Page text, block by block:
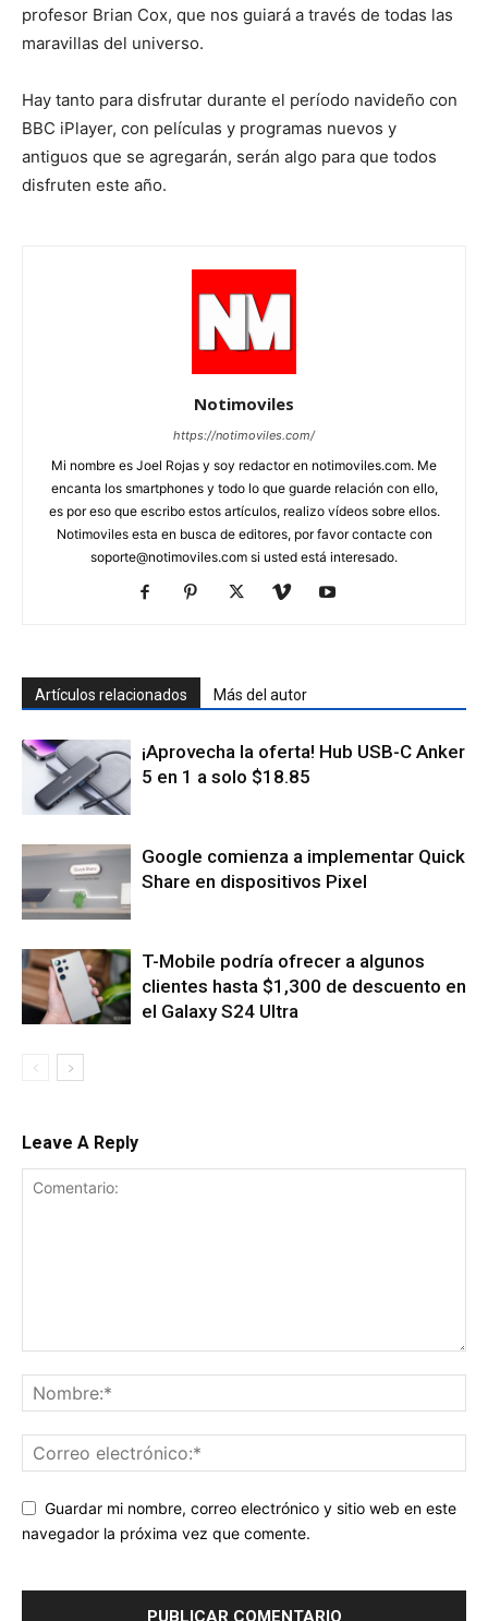
profesor Brian Cox, que nos guiará a través de todas las
maravillas del universo.
Hay tanto para disfrutar durante el período navideño con
BBC iPlayer, con películas y programas nuevos y
antiguos que se agregarán, serán algo para que todos
disfruten este año.
Notimoviles
https://notimoviles.com/
Mi nombre es Joel Rojas y soy redactor en notimoviles.com. Me
encanta los smartphones y todo lo que guarde relación con ello,
es por eso que escribo estos artículos, realizo vídeos sobre ellos.
Notimoviles esta en busca de editores, por favor contacte con
soporte@notimoviles.com si usted está interesado.
Artículos relacionados Más del autor
¡Aprovecha la oferta! Hub USB-C Anker
5 en 1 a solo $18.85
Google comienza a implementar Quick
Share en dispositivos Pixel
T-Mobile podría ofrecer a algunos
clientes hasta $1,300 de descuento en
el Galaxy S24 Ultra
Leave A Reply
Guardar mi nombre, correo electrónico y sitio web en este
navegador la próxima vez que comente.